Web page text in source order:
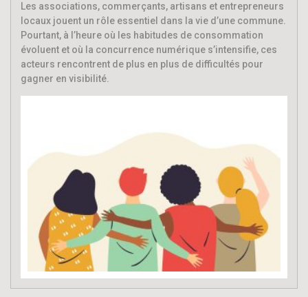
Les associations, commerçants, artisans et entrepreneurs
locaux jouent un rôle essentiel dans la vie d’une commune.
Pourtant, à l’heure où les habitudes de consommation
évoluent et où la concurrence numérique s’intensifie, ces
acteurs rencontrent de plus en plus de difficultés pour
gagner en visibilité.